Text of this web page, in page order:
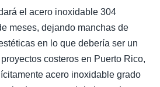
el acero inoxidable 304
meses, dejando manchas de
en lo que debería ser un
costeros en Puerto Rico,
acero inoxidable grado